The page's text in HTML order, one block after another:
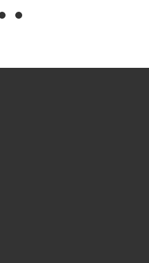
БИОФЛОРА, СУМКА